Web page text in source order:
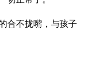
合不拢嘴，与孩子